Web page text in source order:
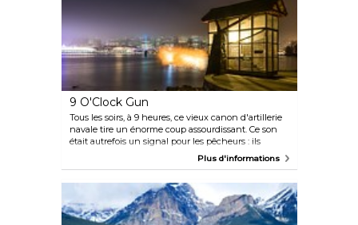
9 O'Clock Gun
Tous les soirs, à 9 heures, ce vieux canon d'artillerie
navale tire un énorme coup assourdissant. Ce son
était autrefois un signal pour les pêcheurs : ils
savaient qu'ils devaient alors retourner au port après
vous voulez voir le canon tirer, assurez-vous de
garder une distance de sécurité et de vous boucher
les oreilles.
Plus d'informations